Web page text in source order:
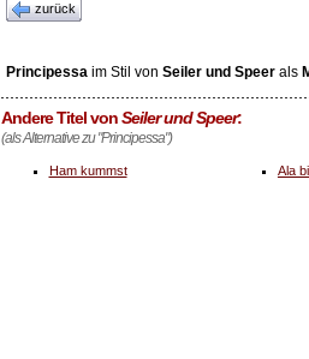
zurück
Principessa im Stil von Seiler und Speerals
Andere Titel vonSeiler und Speer:
(als Alternative zu "Principessa")
Ham kummst Ala